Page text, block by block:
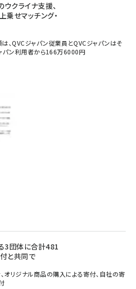
クライナ支援、
乗せマッチング・
、QVCジャパン従業員とQVCジャパンはそ
パン利用者から166万6000円
3団体に合計481
と共同で
オリジナル商品の購入による寄付、自社の寄